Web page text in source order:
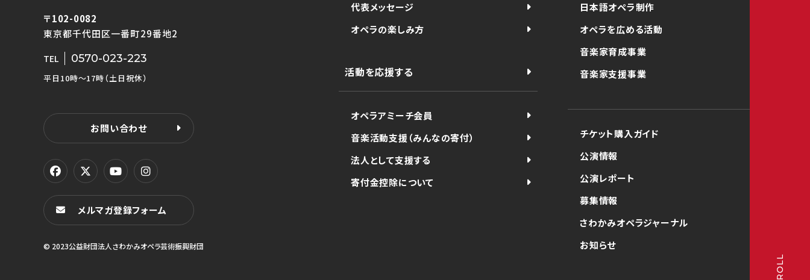
〒102-0082
東京都千代田区一番町29番地2
TEL 0570-023-223
平日10時〜17時（土日祝休）
お問い合わせ
メルマガ登録フォーム
© 2023公益財団法人さわかみオペラ芸術振興財団
代表メッセージ
オペラの楽しみ方
活動を応援する
オペラアミーチ会員
音楽活動支援（みんなの寄付）
法人として支援する
寄付金控除について
日本語オペラ制作
オペラを広める活動
音楽家育成事業
音楽家支援事業
チケット購入ガイド
公演情報
公演レポート
募集情報
さわかみオペラジャーナル
お知らせ